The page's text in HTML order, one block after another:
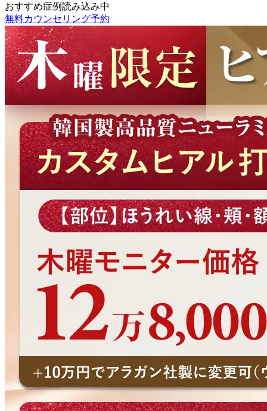
おすすめ症例読み込み中
無料カウンセリング予約